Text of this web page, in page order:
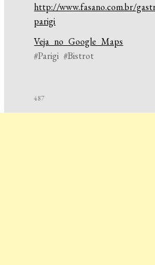
http://www.fasano.com.br/
parigi
Veja no Google Maps
#Parigi #Bistrot
487